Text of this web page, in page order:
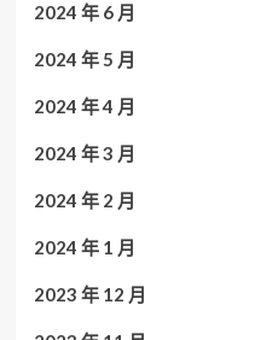
2024 年 6 月
2024 年 5 月
2024 年 4 月
2024 年 3 月
2024 年 2 月
2024 年 1 月
2023 年 12 月